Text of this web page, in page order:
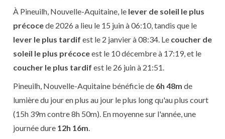
À Pineuilh, Nouvelle-Aquitaine, le lever de soleil le plus
précocede 2026 a lieu le 15 juin à 06:10, tandis que le
lever le plus tardif est le 2 janvier à 08:34. Le coucher de
soleil le plus précoceest le 10 décembre à 17:19, et le
coucher le plus tardif est le 26 juin à 21:51.
Pineuilh, Nouvelle-Aquitaine bénéficie de 6h 48m de
lumière du jour en plus au jour le plus long qu'au plus court
(15h 39m contre 8h 50m). En moyenne sur l'année, une
journée dure 12h 16m